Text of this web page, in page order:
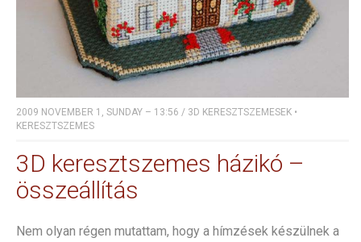
2009 NOVEMBER 1, SUNDAY – 13:56 / 3D KERESZTSZEMESEK •
KERESZTSZEMES
3D keresztszemes házikó –
összeállítás
Nem olyan régen mutattam, hogy a hímzések készülnek a